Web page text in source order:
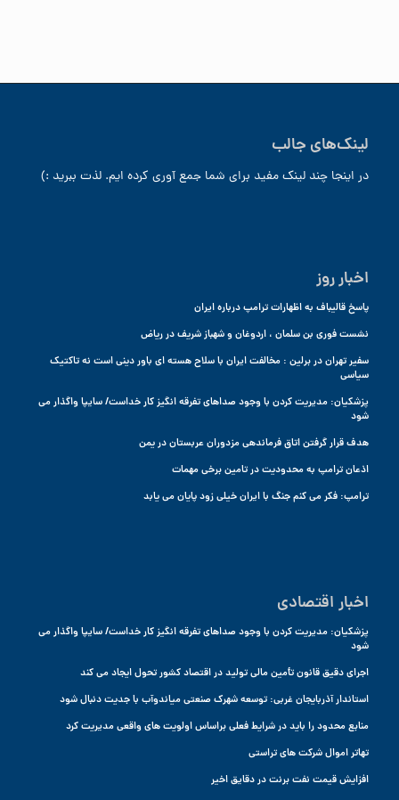
لینک‌های جالب
در اینجا چند لینک مفید برای شما جمع آوری کرده ایم. لذت ببرید :)
اخبار روز
پاسخ قالیباف به اظهارات ترامپ درباره ایران
نشست فوری بن سلمان ، اردوغان و شهباز شریف در ریاض
سفیر تهران در برلین : مخالفت ایران با سلاح هسته ای باور دینی است نه تاکتیک
سیاسی
پزشکیان: مدیریت کردن با وجود صداهای تفرقه انگیز کار خداست/ سایپا واگذار می
شود
هدف قرار گرفتن اتاق فرماندهی مزدوران عربستان در یمن
اذعان ترامپ به محدودیت در تامین برخی مهمات
ترامپ: فکر می کنم جنگ با ایران خیلی زود پایان می یابد
اخبار اقتصادی
پزشکیان: مدیریت کردن با وجود صداهای تفرقه انگیز کار خداست/ سایپا واگذار می
شود
اجرای دقیق قانون تأمین مالی تولید در اقتصاد کشور تحول ایجاد می کند
استاندار آذربایجان غربی: توسعه شهرک صنعتی میاندوآب با جدیت دنبال شود
منابع محدود را باید در شرایط فعلی براساس اولویت های واقعی مدیریت کرد
تهاتر اموال شرکت های تراستی
افزایش قیمت نفت برنت در دقایق اخیر